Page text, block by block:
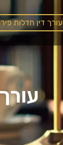
עורך דין חדלות